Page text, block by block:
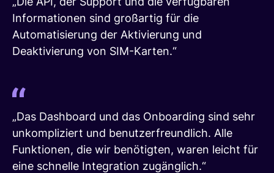
Informationen sind großartig für die
Automatisierung der Aktivierung und
Deaktivierung von SIM-Karten.“
„Das Dashboard und das Onboarding sind sehr
unkompliziert und benutzerfreundlich. Alle
Funktionen, die wir benötigten, waren leicht für
eine schnelle Integration zugänglich.“